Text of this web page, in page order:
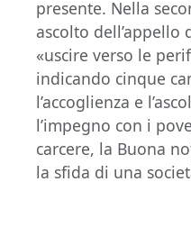
presente. Nella
ascolto dell’appello
«uscire verso le
indicando cinque
l’accoglienza e
l’impegno con i
carcere, la Buona
la sfida di una